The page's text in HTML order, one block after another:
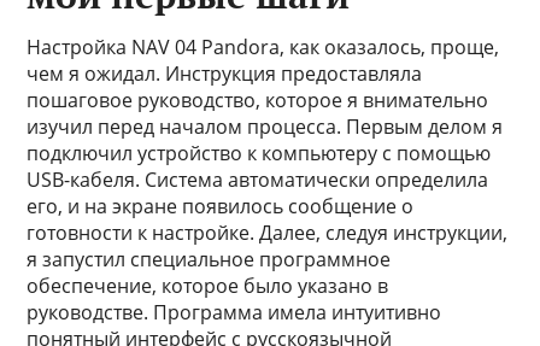
Настройка NAV 04 Pandora, как оказалось, проще,
чем я ожидал. Инструкция предоставляла
пошаговое руководство, которое я внимательно
изучил перед началом процесса. Первым делом я
подключил устройство к компьютеру с помощью
USB-кабеля. Система автоматически определила
его, и на экране появилось сообщение о
готовности к настройке. Далее, следуя инструкции,
я запустил специальное программное
обеспечение, которое было указано в
руководстве. Программа имела интуитивно
понятный интерфейс с русскоязычной